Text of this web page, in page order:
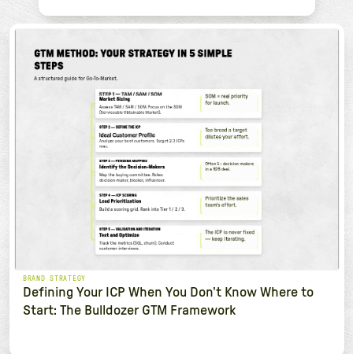
BRAND STRATEGY
Defining Your ICP When You Don't Know Where to
Start: The Bulldozer GTM Framework